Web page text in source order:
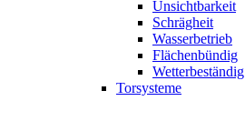
Unsichtbarkeit
Schrägheit
Wasserbetrieb
Flächenbündig
Wetterbeständig
Torsysteme